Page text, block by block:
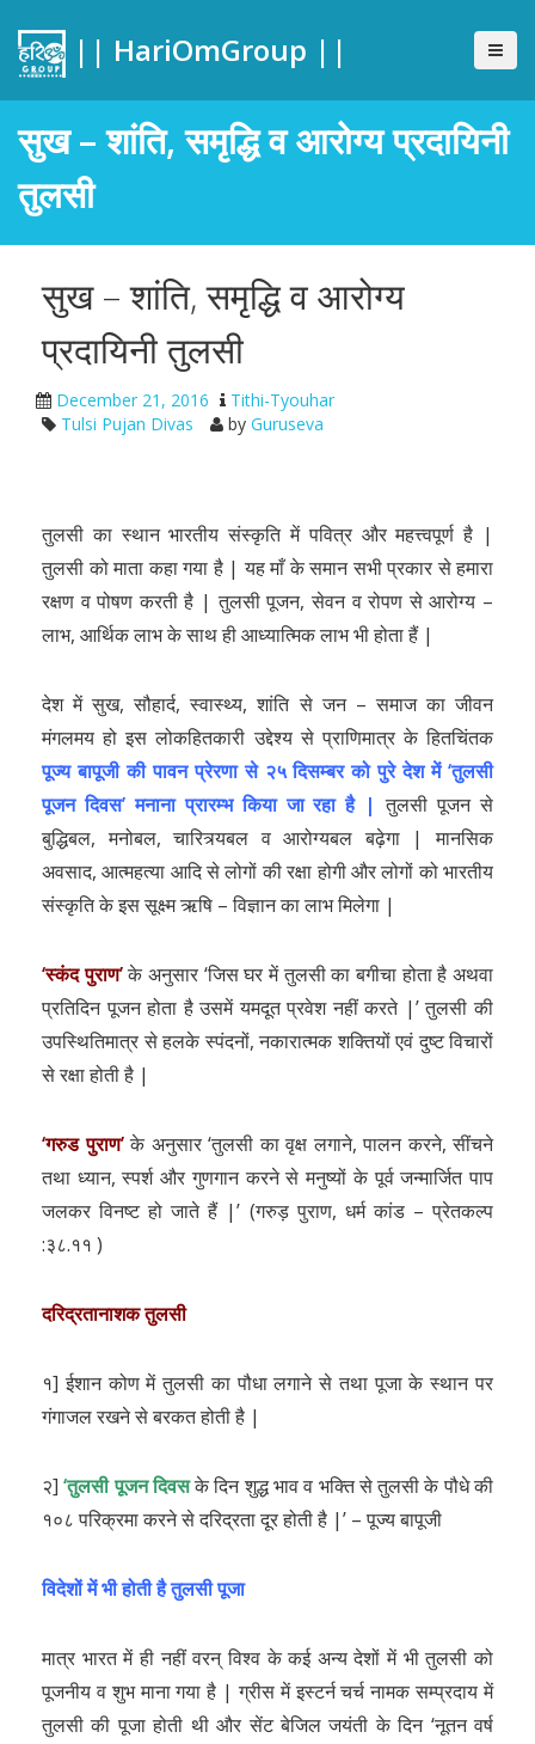
|| HariOmGroup ||
सुख – शांति, समृद्धि व आरोग्य प्रदायिनी
तुलसी
सुख – शांति, समृद्धि व आरोग्य
प्रदायिनी तुलसी
December 21, 2016
Tithi-Tyouhar
Tulsi Pujan Divas
by Guruseva
तुलसी का स्थान भारतीय संस्कृति में पवित्र और महत्त्वपूर्ण है |
तुलसी को माता कहा गया है | यह माँ के समान सभी प्रकार से हमारा
रक्षण व पोषण करती है | तुलसी पूजन, सेवन व रोपण से आरोग्य –
लाभ, आर्थिक लाभ के साथ ही आध्यात्मिक लाभ भी होता हैं |
देश में सुख, सौहार्द, स्वास्थ्य, शांति से जन – समाज का जीवन
मंगलमय हो इस लोकहितकारी उद्देश्य से प्राणिमात्र के हितचिंतक
पूज्य बापूजी की पावन प्रेरणा से २५ दिसम्बर को पुरे देश में ‘तुलसी
पूजन दिवस’ मनाना प्रारम्भ किया जा रहा है | तुलसी पूजन से
बुद्धिबल, मनोबल, चारित्र्यबल व आरोग्यबल बढ़ेगा | मानसिक
अवसाद, आत्महत्या आदि से लोगों की रक्षा होगी और लोगों को भारतीय
संस्कृति के इस सूक्ष्म ऋषि – विज्ञान का लाभ मिलेगा |
‘स्कंद पुराण’के अनुसार ‘जिस घर में तुलसी का बगीचा होता है अथवा
प्रतिदिन पूजन होता है उसमें यमदूत प्रवेश नहीं करते |’ तुलसी की
उपस्थितिमात्र से हलके स्पंदनों, नकारात्मक शक्तियों एवं दुष्ट विचारों
से रक्षा होती है |
‘गरुड पुराण’के अनुसार ‘तुलसी का वृक्ष लगाने, पालन करने, सींचने
तथा ध्यान, स्पर्श और गुणगान करने से मनुष्यों के पूर्व जन्मार्जित पाप
जलकर विनष्ट हो जाते हैं |’ (गरुड़ पुराण, धर्म कांड – प्रेतकल्प
:३८.११ )
दरिद्रतानाशक तुलसी
१] ईशान कोण में तुलसी का पौधा लगाने से तथा पूजा के स्थान पर
गंगाजल रखने से बरकत होती है |
२]‘तुलसी पूजन दिवसके दिन शुद्ध भाव व भक्ति से तुलसी के पौधे की
१०८ परिक्रमा करने से दरिद्रता दूर होती है |’ – पूज्य बापूजी
विदेशों में भी होती है तुलसी पूजा
मात्र भारत में ही नहीं वरन् विश्व के कई अन्य देशों में भी तुलसी को
पूजनीय व शुभ माना गया है | ग्रीस में इस्टर्न चर्च नामक सम्प्रदाय में
तुलसी की पूजा होती थी और सेंट बेजिल जयंती के दिन ‘नूतन वर्ष